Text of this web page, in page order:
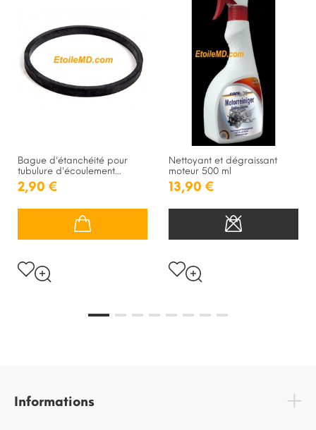
Bague d'étanchéité pour
tubulure d'écoulement...
2,90 €
Nettoyant et dégraissant
moteur 500 ml
13,90 €
Informations